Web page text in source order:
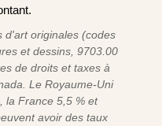
originales (codes
et dessins, 9703.00
de droits et taxes à
Le Royaume-Uni
la France 5,5 % et
avoir des taux